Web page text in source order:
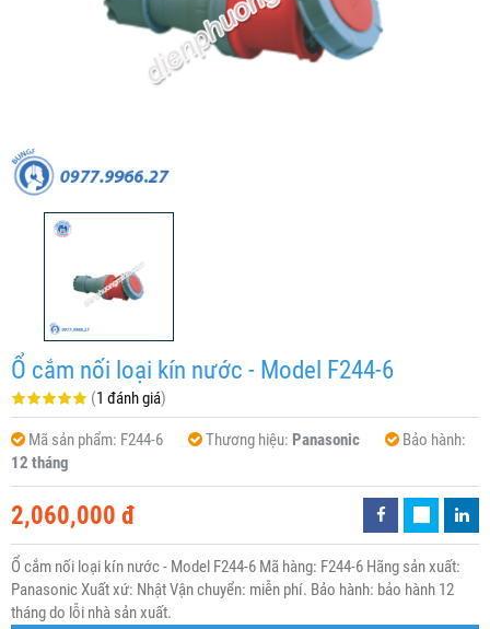
Ổ cắm nối loại kín nước - Model F244-6
(1 đánh giá)
Mã sản phẩm: F244-6 Thương hiệu: Panasonic
Bảo hành:
12 tháng
2,060,000 đ
Ổ cắm nối loại kín nước - Model F244-6 Mã hàng: F244-6 Hãng sản xuất:
Panasonic Xuất xứ: Nhật Vận chuyển: miễn phí. Bảo hành: bảo hành 12
tháng do lỗi nhà sản xuất.